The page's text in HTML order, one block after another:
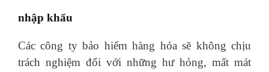
nhập khẩu
Các công ty bảo hiểm hàng hóa sẽ không chịu
trách nghiệm đối với những hư hỏng, mất mát